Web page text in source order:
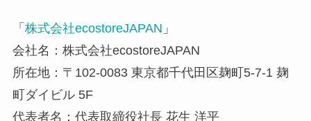
「 株式会社ecostoreJAPAN 」
会社名：株式会社ecostoreJAPAN
所在地：〒102-0083 東京都千代田区麹町5-7-1 麹
町ダイビル 5F
代表者名：代表取締役社長 花生 洋平